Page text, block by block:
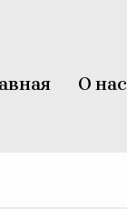
О нас